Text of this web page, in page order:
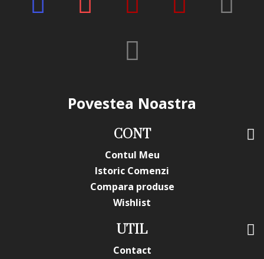
Povestea Noastra
CONT
Contul Meu
Istoric Comenzi
Compara produse
Wishlist
UTIL
Contact